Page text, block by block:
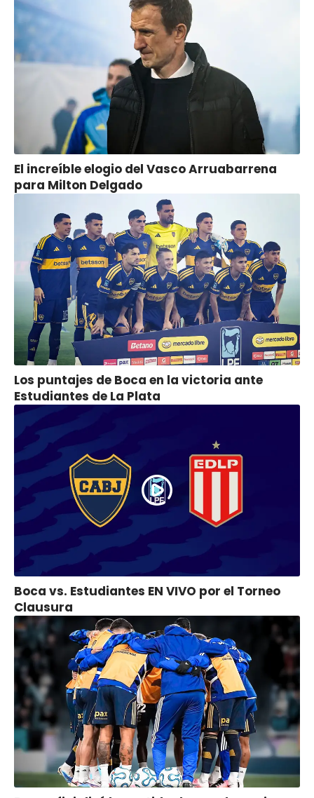
El increíble elogio del Vasco Arruabarrena
para Milton Delgado
Los puntajes de Boca en la victoria ante
Estudiantes de La Plata
Boca vs. Estudiantes EN VIVO por el Torneo
Clausura